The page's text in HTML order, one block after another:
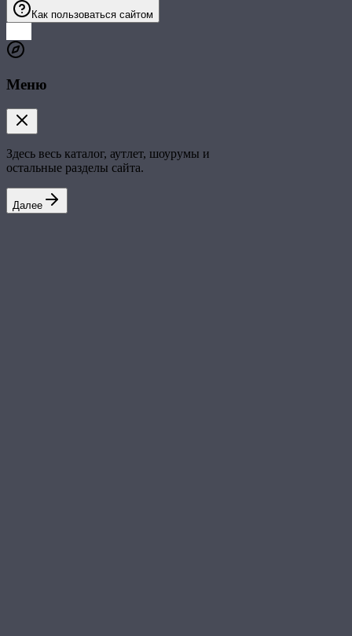
Как пользоваться сайтом
Меню
Здесь весь каталог, аутлет, шоурумы и
остальные разделы сайта.
Далее